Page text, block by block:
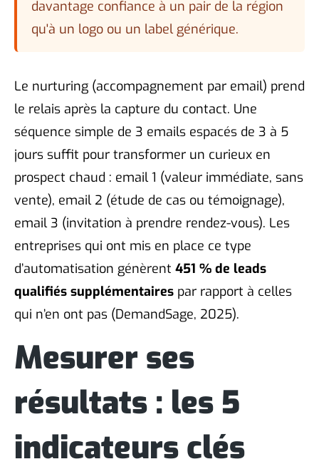
davantage confiance à un pair de la région
qu'à un logo ou un label générique.
Le nurturing (accompagnement par email) prend
le relais après la capture du contact. Une
séquence simple de 3 emails espacés de 3 à 5
jours suffit pour transformer un curieux en
prospect chaud : email 1 (valeur immédiate, sans
vente), email 2 (étude de cas ou témoignage),
email 3 (invitation à prendre rendez-vous). Les
entreprises qui ont mis en place ce type
d’automatisation génèrent 451 % de leads
qualifiés supplémentaires par rapport à celles
qui n’en ont pas (DemandSage, 2025).
Mesurer ses
résultats : les 5
indicateurs clés